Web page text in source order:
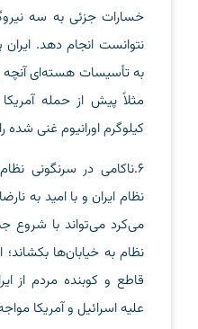
خسارات جزئی به سه
نتوانست انجام دهد.
به تأسیسات هسته‌ای آنچه
کیلوگرم اورانیوم غنی شده
6.ناکامی در سرنگونی
نظام ایران و با امید به
می‌کرد می‌تواند با شروع
نظام به خیابان‌ها بکشاند؛
قاطع و کوبنده مردم از
علیه اسرائیل و آمریکا